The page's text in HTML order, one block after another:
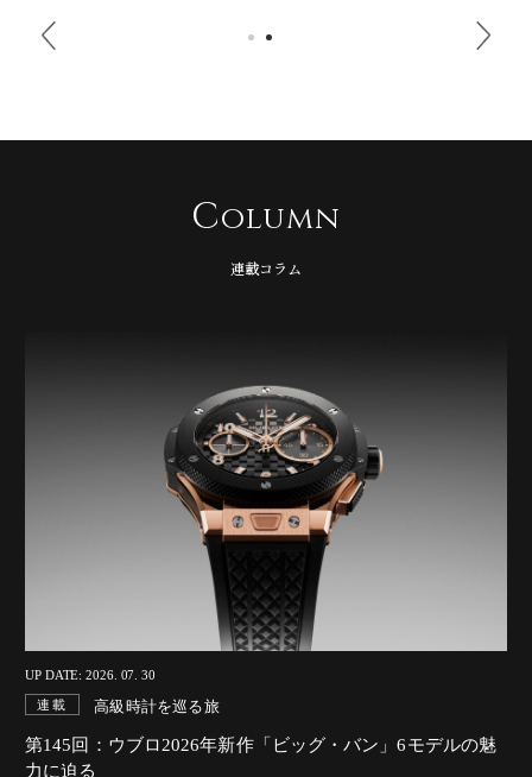
Column
連載コラム
UP DATE: 2026. 07. 30
連載 高級時計を巡る旅
第145回：ウブロ2026年新作「ビッグ・バン」6モデルの魅
力に迫る